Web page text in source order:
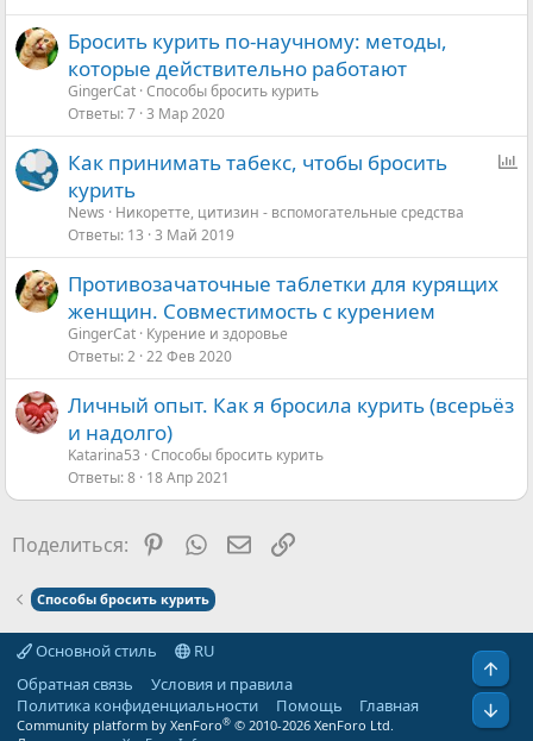
Бросить курить по-научному: методы,
которые действительно работают
GingerCat Способы бросить курить
Ответы 7 3 Мар 2020
О
с
Как принимать табекс, чтобы бросить
курить
News
Никоретте, цитизин - вспомогательные средства
Ответы 13 3 Май 2019
Противозачаточные таблетки для курящих
женщин. Совместимость с курением
GingerCat Курение и здоровье
Ответы 2 22 Фев 2020
Личный опыт. Как я бросила курить (всерьёз
и надолго)
Katarina53 Способы бросить курить
Ответы 8 18 Апр 2021
Поделиться: Pinterest
WhatsAppЭлектронная почта
Ссылка
Способы бросить курить
Основной стиль
RU
Обратная связь
Условия и правила
Политика конфиденциальности
Помощь Главная
Community platform by XenForo® © 2010-2026 XenForo Ltd.